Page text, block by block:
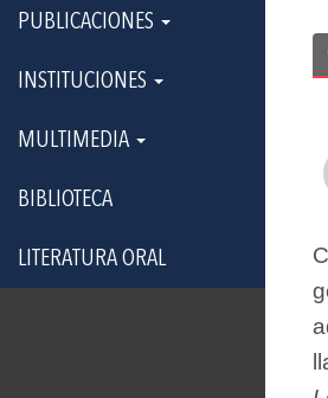
PUBLICACIONES
INSTITUCIONES
MULTIMEDIA
BIBLIOTECA
LITERATURA ORAL